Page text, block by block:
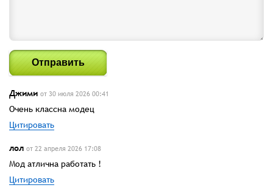
Отправить
Джими от 30 июля 2026 00:41
Очень классна модец
Цитировать
лол от 22 апреля 2026 17:08
Мод атлична работать !
Цитировать